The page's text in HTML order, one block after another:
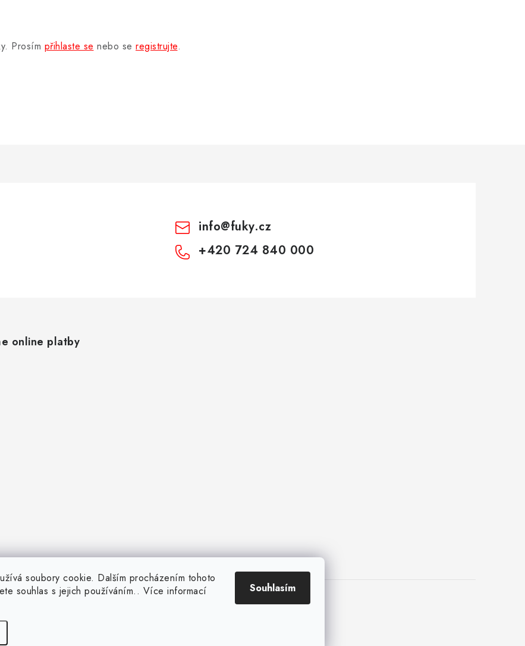
soubory cookie. Dalším procházením tohoto
souhlas s jejich používáním.. Více informací
Souhlasím
Prosím přihlaste se nebo se registrujte.
info@fuky.cz
+420 724 840 000
online platby